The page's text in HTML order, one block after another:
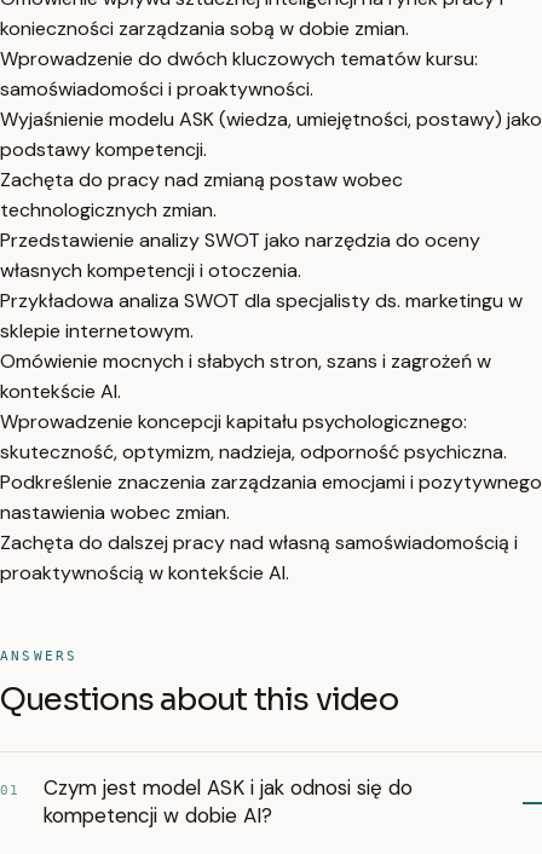
konieczności zarządzania sobą w dobie zmian.
Wprowadzenie do dwóch kluczowych tematów kursu:
samoświadomości i proaktywności.
Wyjaśnienie modelu ASK (wiedza, umiejętności, postawy) jako
podstawy kompetencji.
Zachęta do pracy nad zmianą postaw wobec
technologicznych zmian.
Przedstawienie analizy SWOT jako narzędzia do oceny
własnych kompetencji i otoczenia.
Przykładowa analiza SWOT dla specjalisty ds. marketingu w
sklepie internetowym.
Omówienie mocnych i słabych stron, szans i zagrożeń w
kontekście AI.
Wprowadzenie koncepcji kapitału psychologicznego:
skuteczność, optymizm, nadzieja, odporność psychiczna.
Podkreślenie znaczenia zarządzania emocjami i pozytywnego
nastawienia wobec zmian.
Zachęta do dalszej pracy nad własną samoświadomością i
proaktywnością w kontekście AI.
ANSWERS
Questions about this video
01
Czym jest model ASK i jak odnosi się do
kompetencji w dobie AI?